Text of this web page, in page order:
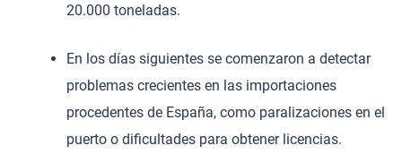
20.000 toneladas.
En los días siguientes se comenzaron a detectar
problemas crecientes en las importaciones
procedentes de España, como paralizaciones en el
puerto o dificultades para obtener licencias.